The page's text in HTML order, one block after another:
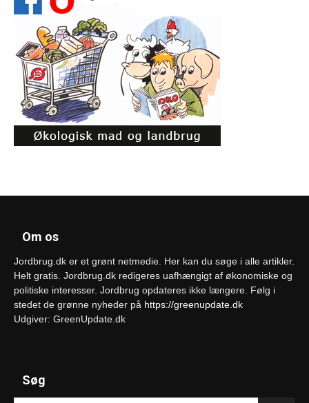
Om os
Jordbrug.dk er et grønt netmedie. Her kan du søge i alle artikler.
Helt gratis. Jordbrug.dk redigeres uafhængigt af økonomiske og
politiske interesser. Jordbrug opdateres ikke længere. Følg i
stedet de grønne nyheder på https://greenupdate.dk
Udgiver: GreenUpdate.dk
Søg